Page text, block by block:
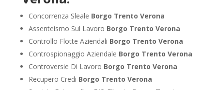
Concorrenza Sleale Borgo Trento Verona
Assenteismo Sul Lavoro Borgo Trento Verona
Controllo Flotte Aziendali Borgo Trento Verona
Controspionaggio Aziendale Borgo Trento Verona
Controversie Di Lavoro Borgo Trento Verona
Recupero Credi Borgo Trento Verona